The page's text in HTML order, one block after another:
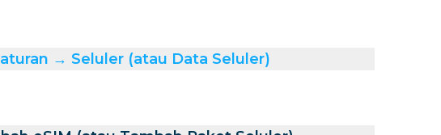
→ Seluler (atau Data Seluler)